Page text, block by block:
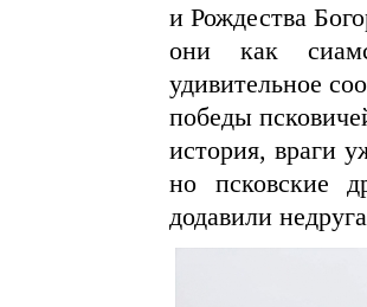
и Рождества
они как
удивительное
победы
история, враги
но псковские
додавили